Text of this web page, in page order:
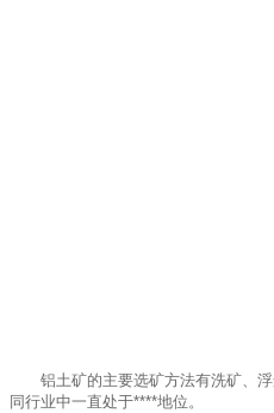
铝土矿的主要选矿方法有洗矿、
同行业中一直处于****地位。